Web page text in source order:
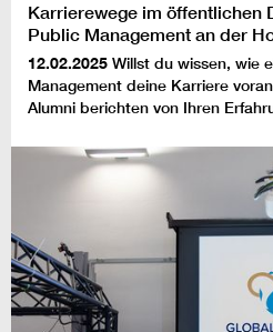
Karrierewege im öffentlichen
Public Management an der
12.02.2025 Willst du wissen, wie
Management deine Karriere
Alumni berichten von Ihren